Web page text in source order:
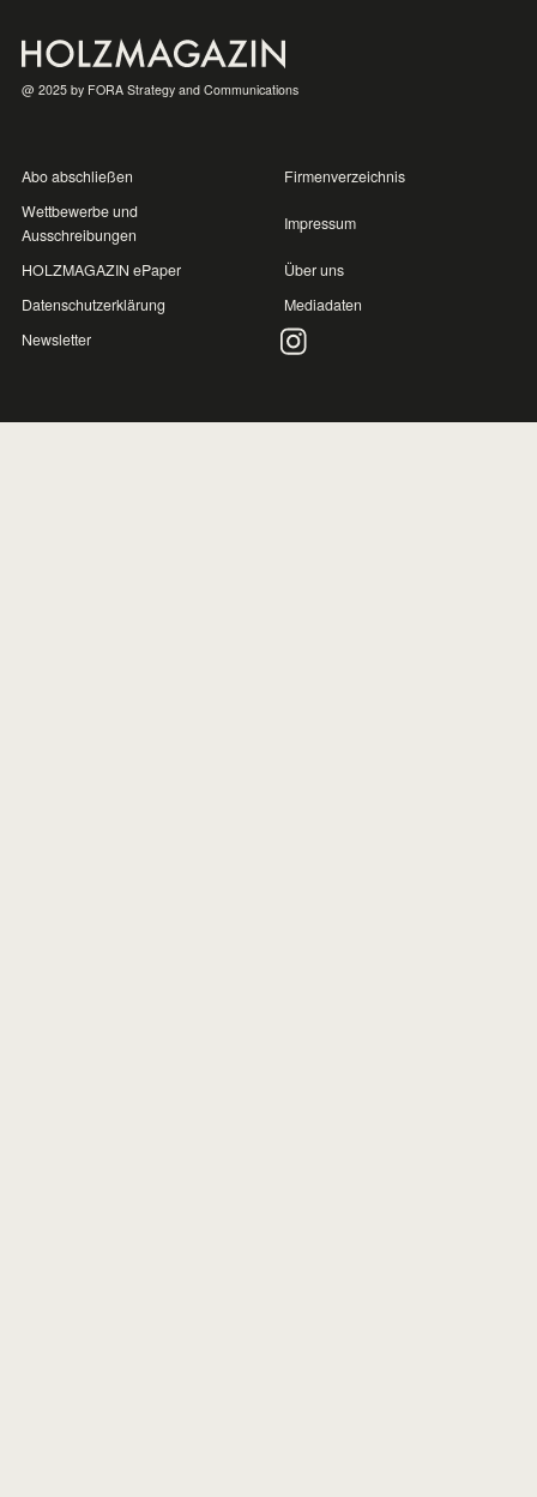
@ 2025 by FORA Strategy and Communications
Abo abschließen
Firmenverzeichnis
Wettbewerbe und
Ausschreibungen
Impressum
HOLZMAGAZIN ePaper
Über uns
Datenschutzerklärung
Mediadaten
Newsletter